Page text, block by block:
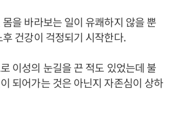
을 바라보는 일이 유쾌하지 않을 뿐
건강이 걱정되기 시작한다.
이성의 눈길을 끈 적도 있었는데 불
되어가는 것은 아닌지 자존심이 상하